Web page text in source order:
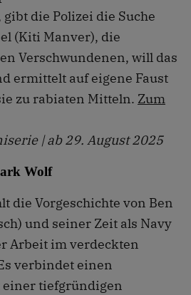
die Polizei die Suche
(Kiti Manver), die
Verschwundenen, will das
ermittelt auf eigene Faust
zu rabiaten Mitteln. Zum
| ab 29. August 2025
Wolf
die Vorgeschichte von Ben
und seiner Zeit als Navy
Arbeit im verdeckten
verbindet einen
tiefgründigen